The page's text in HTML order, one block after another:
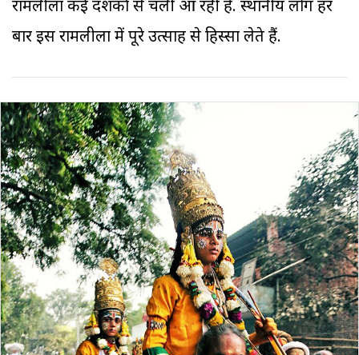
रामलीला कई दशकों से चली आ रही है. स्थानीय लोग हर
बार इस रामलीला में पूरे उत्साह से हिस्सा लेते हैं.